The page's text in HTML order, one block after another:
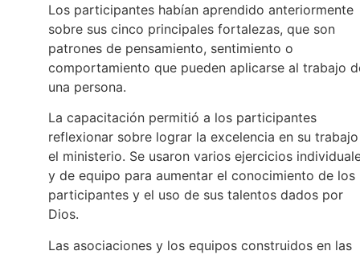
Los participantes habían aprendido anteriormente
sobre sus cinco principales fortalezas, que son
patrones de pensamiento, sentimiento o
comportamiento que pueden aplicarse al trabajo
una persona.
La capacitación permitió a los participantes
reflexionar sobre lograr la excelencia en su
el ministerio. Se usaron varios ejercicios
y de equipo para aumentar el conocimiento de los
participantes y el uso de sus talentos dados por
Dios.
Las asociaciones y los equipos construidos en las